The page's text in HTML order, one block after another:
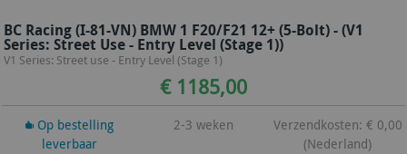
BC Racing (I-81-VN) BMW 1 F20/F21 12+ (5-Bolt) - (V1
Series: Street Use - Entry Level (Stage 1))
V1 Series: Street use - Entry Level (Stage 1)
€ 1185,00
Op bestelling
leverbaar
2-3 weken
Verzendkosten: € 0,00
(Nederland)